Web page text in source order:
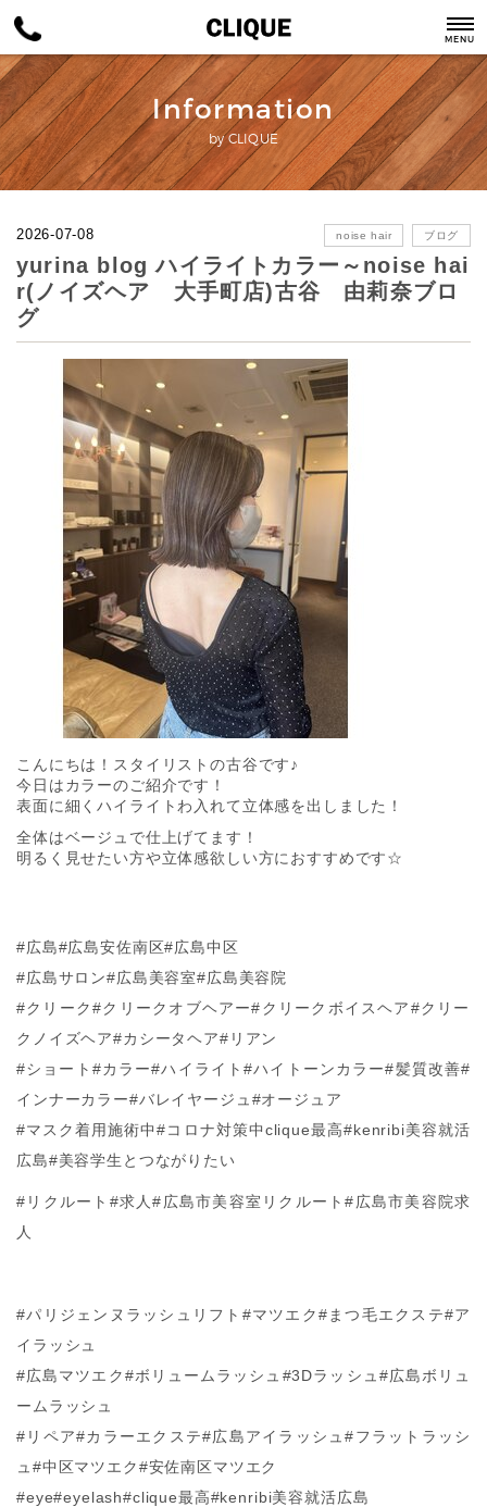
MENU
Information
by CLIQUE
2026-07-08 noise hair ブログ
yurina blog ハイライトカラー～noise hai
r(ノイズヘア 大手町店)古谷 由莉奈ブロ
グ
こんにちは！スタイリストの古谷です♪
今日はカラーのご紹介です！
表面に細くハイライトわ入れて立体感を出しました！
全体はベージュで仕上げてます！
明るく見せたい方や立体感欲しい方におすすめです☆
#広島#広島安佐南区#広島中区
#広島サロン#広島美容室#広島美容院
#クリーク#クリークオブヘアー#クリークボイスヘア#クリー
クノイズヘア#カシータヘア#リアン
#ショート#カラー#ハイライト#ハイトーンカラー#髪質改善#
インナーカラー#バレイヤージュ#オージュア
#マスク着用施術中#コロナ対策中clique最高#kenribi美容就活
広島#美容学生とつながりたい
#リクルート#求人#広島市美容室リクルート#広島市美容院求
人
#パリジェンヌラッシュリフト#マツエク#まつ毛エクステ#ア
イラッシュ
#広島マツエク#ボリュームラッシュ#3Dラッシュ#広島ボリュ
ームラッシュ
#リペア#カラーエクステ#広島アイラッシュ#フラットラッシ
ュ#中区マツエク#安佐南区マツエク
#eye#eyelash#clique最高#kenribi美容就活広島